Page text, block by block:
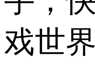
戏世界